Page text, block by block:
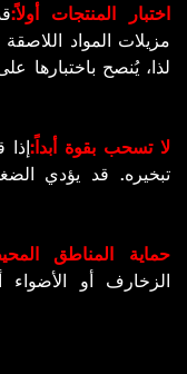
4. اختبار المنتجات أولاً:
مزيلات المواد
لذا، يُنصح
5. لا تسحب بقوة أبداً:
تبخيره. قد يؤدي
6. حماية المناطق
الزخارف أو